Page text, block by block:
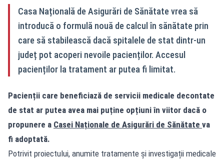
Casa Națională de Asigurări de Sănătate vrea să
introducă o formulă nouă de calcul în sănătate prin
care să stabilească dacă spitalele de stat dintr-un
județ pot acoperi nevoile pacienților. Accesul
pacienților la tratament ar putea fi limitat.
Pacienții care beneficiază de servicii medicale decontate
de stat ar putea avea mai puține opțiuni în viitor dacă o
propunere a Casei Naționale de Asigurări de Sănătate va
fi adoptată.
Potrivit proiectului, anumite tratamente și investigații medicale